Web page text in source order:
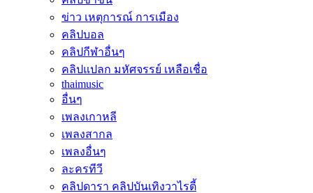
ข่าว เหตุการณ์ การเมือง
คลิปบอล
คลิปกีฬาอื่นๆ
คลิปแปลก มหัศจรรย์ เหลือเชื่อ
thaimusic
อื่นๆ
เพลงเกาหลี
เพลงสากล
เพลงอื่นๆ
ละครทีวี
คลิปดารา คลิปบันเทิงวาไรตี้